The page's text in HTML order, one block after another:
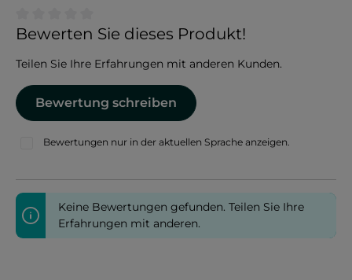
Durchschnittliche Bewertung von 0 von 5 Sternen
Bewerten Sie dieses Produkt!
Teilen Sie Ihre Erfahrungen mit anderen Kunden.
Bewertung schreiben
Bewertungen nur in der aktuellen Sprache anzeigen.
Keine Bewertungen gefunden. Teilen Sie Ihre
Erfahrungen mit anderen.